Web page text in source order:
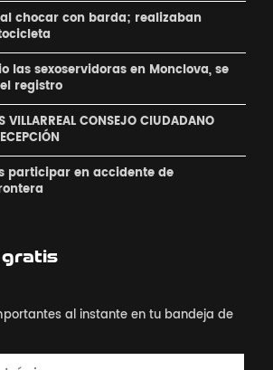
chocar con barda; realizaban
las sexoservidoras en Monclova, se
registro
VILLARREAL CONSEJO CIUDADANO
participar en accidente de
al instante en tu bandeja de